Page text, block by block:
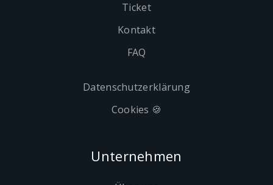
Ticket
Kontakt
FAQ
Datenschutzerklärung
Cookies 🍪
Unternehmen